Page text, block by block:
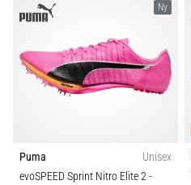
Ny
Puma
Unisex
evoSPEED Sprint Nitro Elite 2-